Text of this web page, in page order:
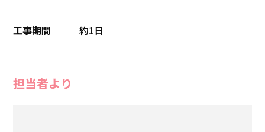
工事期間 約1日
担当者より